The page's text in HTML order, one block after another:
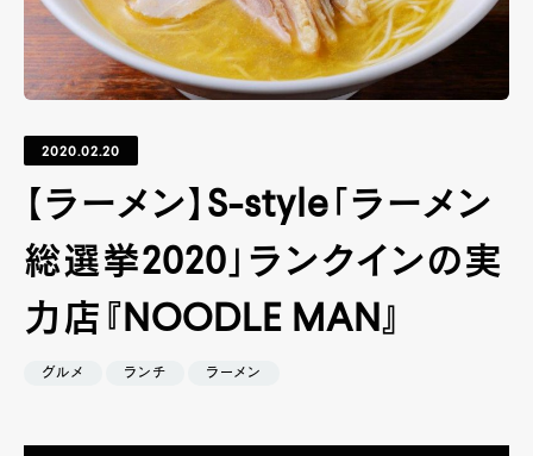
2020.02.20
【ラーメン】S-style「ラーメン
総選挙2020」ランクインの実
力店『NOODLE MAN』
グルメ ランチ ラーメン